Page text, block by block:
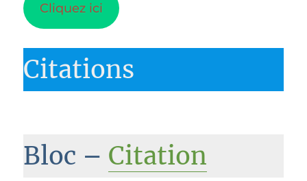
Cliquez ici
Citations
Bloc – Citation